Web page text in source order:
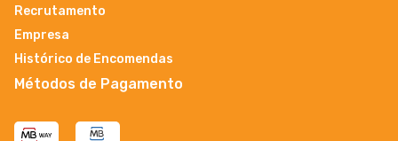
Recrutamento
Empresa
Histórico de Encomendas
Métodos de Pagamento